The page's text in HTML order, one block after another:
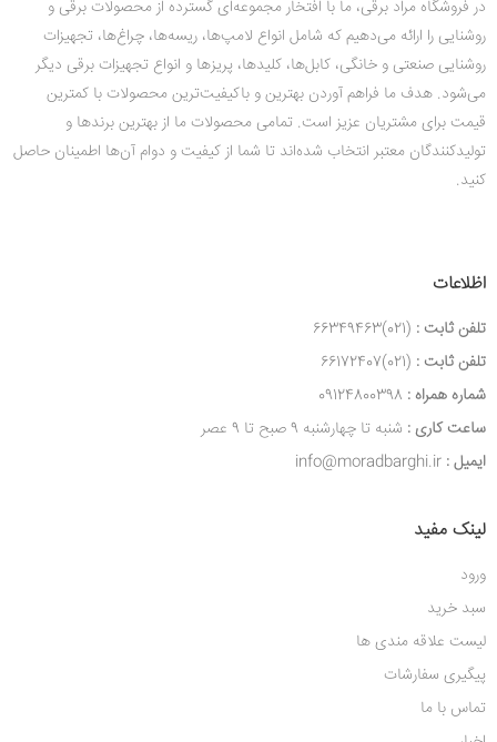
در فروشگاه مراد برقی، ما با افتخار مجموعه‌ای گسترده از محصولات برقی و
روشنایی را ارائه می‌دهیم که شامل انواع لامپ‌ها، ریسه‌ها، چراغ‌ها، تجهیزات
روشنایی صنعتی و خانگی، کابل‌ها، کلیدها، پریزها و انواع تجهیزات برقی دیگر
می‌شود. هدف ما فراهم آوردن بهترین و باکیفیت‌ترین محصولات با کمترین
قیمت‌ برای مشتریان عزیز است. تمامی محصولات ما از بهترین برندها و
تولیدکنندگان معتبر انتخاب شده‌اند تا شما از کیفیت و دوام آن‌ها اطمینان حاصل
کنید.
اظلاعات
تلفن ثابت : (021)66349463
تلفن ثابت : (021)66172407
شماره همراه : 09124800398
ساعت کاری : شنبه تا چهارشنبه 9 صبح تا 9 عصر
ایمیل : info@moradbarghi.ir
لینک مفید
ورود
سبد خرید
لیست علاقه مندی ها
پیگیری سفارشات
تماس با ما